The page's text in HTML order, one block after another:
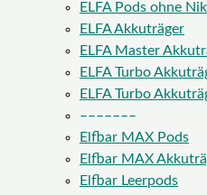
ELFA Pods ohne
ELFA Akkuträger
ELFA Master
ELFA Turbo
ELFA Turbo
–––––––
Elfbar MAX Pods
Elfbar MAX
Elfbar Leerpods